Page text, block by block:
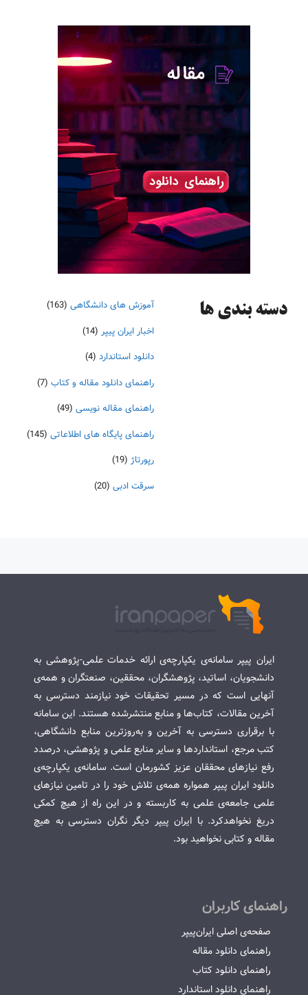
دسته‌ بندی ها آموزش های دانشگاهی (163)
اخبار ایران پیپر (14)
دانلود استاندارد (4)
راهنمای دانلود مقاله و کتاب (7)
راهنمای مقاله نویسی (49)
راهنمای پایگاه های اطلاعاتی (145)
رپورتاژ (19)
سرقت ادبی (20)
ایران پیپر سامانه‌ی یکپارچه‌ی ارائه خدمات علمی-پژوهشی به
دانشجویان، اساتید، پژوهشگران، محققین، صنعتگران و همه‌ی
آنهایی است که در مسیر تحقیقات خود نیازمند دسترسی به
آخرین مقالات، کتاب‌ها و منابع منتشرشده هستند. این سامانه
با برقراری دسترسی به آخرین و به‌روزترین منابع دانشگاهی،
کتب مرجع، استانداردها و سایر منابع علمی و پژوهشی، درصدد
رفع نیازهای محققان عزیز کشورمان است. سامانه‌ی یکپارچه‌ی
دانلود ایران پیپر همواره همه‌ی تلاش خود را در تامین نیازهای
علمی جامعه‌ی علمی به کاربسته و در این راه از هیچ کمکی
دریغ نخواهدکرد. با ایران پیپر دیگر نگران دسترسی به هیچ
مقاله و کتابی نخواهید بود.
راهنمای کاربران
صفحه‌ی اصلی ایران‌پیپر
راهنمای دانلود مقاله
راهنمای دانلود کتاب
راهنمای دانلود استاندارد